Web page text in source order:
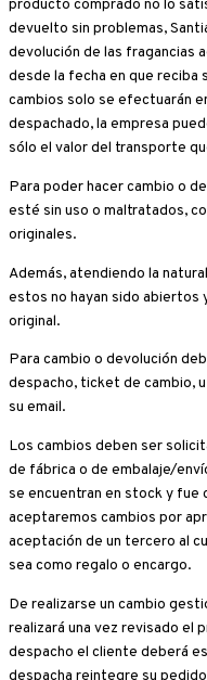
producto comprado no lo
devuelto sin problemas,
devolución de las fragancias
desde la fecha en que reciba
cambios solo se efectuarán
despachado, la empresa
sólo el valor del transporte
Para poder hacer cambio o
esté sin uso o maltratados,
originales.
Además, atendiendo la
estos no hayan sido abiertos
original.
Para cambio o devolución
despacho, ticket de cambio,
su email.
Los cambios deben ser
de fábrica o de embalaje/
se encuentran en stock y fue
aceptaremos cambios por
aceptación de un tercero al
sea como regalo o encargo.
De realizarse un cambio
realizará una vez revisado el
despacho el cliente deberá
despacha reintegre su